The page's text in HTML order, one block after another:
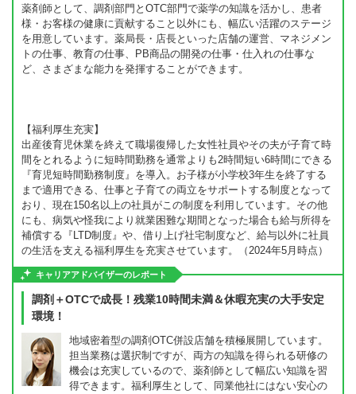
薬剤師として、調剤部門とOTC部門で薬学の知識を活かし、患者
様・お客様の健康に貢献すること以外にも、幅広い活躍のステージ
を用意しています。薬局長・店長といった店舗の運営、マネジメン
トの仕事、教育の仕事、PB商品の開発の仕事・仕入れの仕事な
ど、さまざまな能力を発揮することができます。
【福利厚生充実】
出産後育児休業を終えて職場復帰した女性社員やその夫が子育て時
間をとれるように短時間勤務を通常よりも2時間短い6時間にできる
『育児短時間勤務制度』を導入。お子様が小学校3年生を終了する
まで適用できる、仕事と子育ての両立をサポートする制度となって
おり、現在150名以上の社員がこの制度を利用しています。その他
にも、病気や怪我により就業困難な期間となった場合も給与所得を
補償する『LTD制度』や、借り上げ社宅制度など、給与以外に社員
の生活を支える福利厚生を充実させています。（2024年5月時点）
キャリアアドバイザーのレポート
調剤＋OTCで成長！残業10時間未満＆休暇充実の大手安定
環境！
地域密着型の調剤OTC併設店舗を積極展開しています。
担当業務は選択制ですが、両方の知識を得られる研修の
機会は充実しているので、薬剤師として幅広い知識を習
得できます。福利厚生として、同業他社にはない安心の